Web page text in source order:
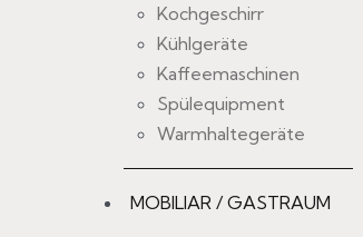
Kochgeschirr
Kühlgeräte
Kaffeemaschinen
Spülequipment
Warmhaltegeräte
MOBILIAR / GASTRAUM